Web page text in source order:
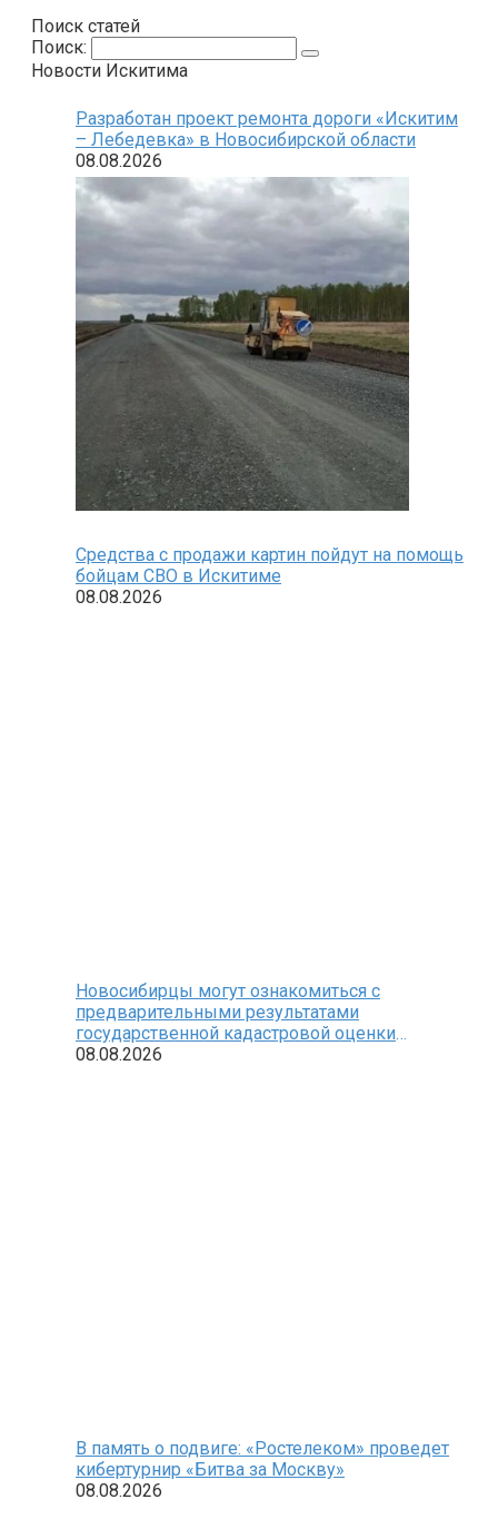
Поиск статей
Поиск:
Новости Искитима
Разработан проект ремонта дороги «Искитим
– Лебедевка» в Новосибирской области
08.08.2026
Средства с продажи картин пойдут на помощь
бойцам СВО в Искитиме
08.08.2026
Новосибирцы могут ознакомиться с
предварительными результатами
государственной кадастровой оценки
земельных участков
08.08.2026
В память о подвиге: «Ростелеком» проведет
кибертурнир «Битва за Москву»
08.08.2026